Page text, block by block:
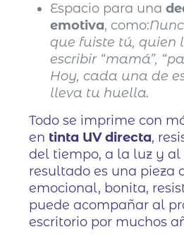
Espacio para una
emotiva, como:
que fuiste tú, quien
escribir “mamá”,
Hoy, cada una de
lleva tu huella.
Todo se imprime con
en tinta UV directa,
del tiempo, a la luz y al
resultado es una pieza
emocional, bonita,
puede acompañar al
escritorio por muchos